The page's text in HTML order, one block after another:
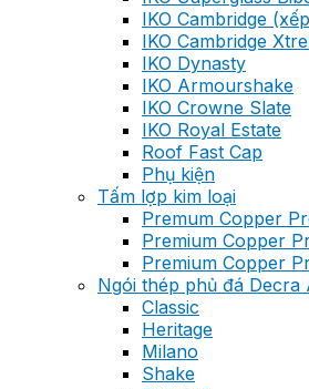
IKO Cambridge
IKO Cambridge
IKO Dynasty
IKO Armourshake
IKO Crowne Slate
IKO Royal Estate
Roof Fast Cap
Phụ kiện
Tấm lợp kim loại
Premum Copper
Premium Copper
Premium Copper
Ngói thép phủ đá Decra
Classic
Heritage
Milano
Shake